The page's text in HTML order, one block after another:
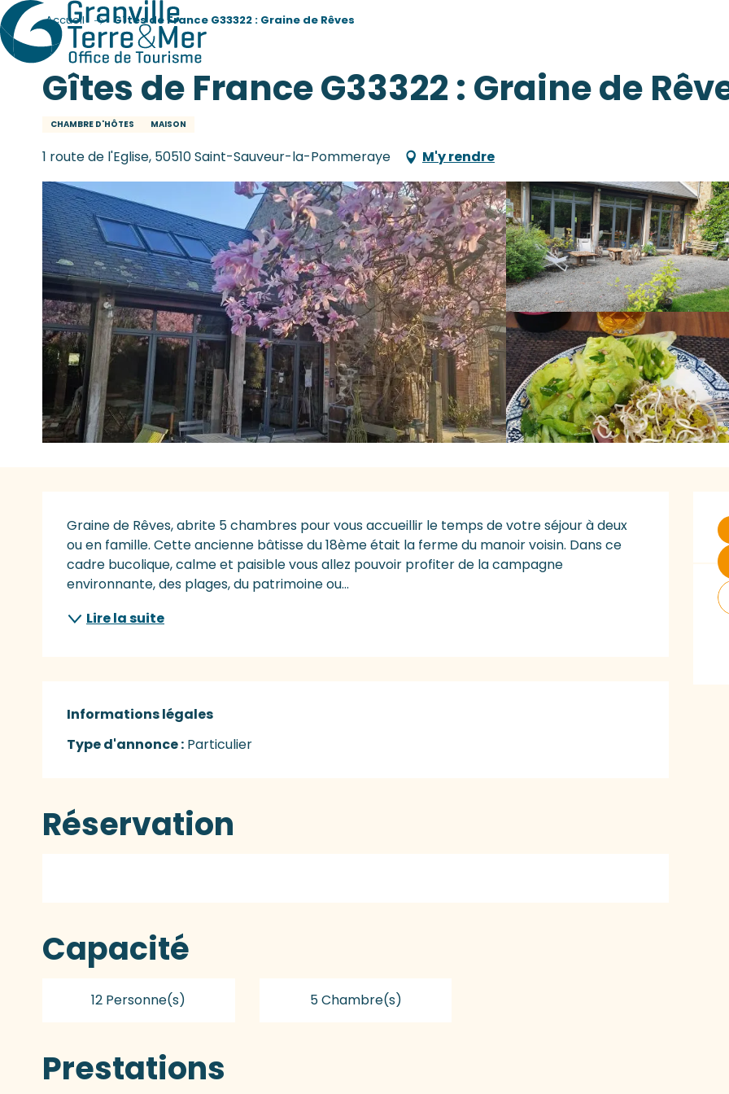
Accueil Gîtes de France G33322 : Graine de Rêves
Gîtes de France G33322 : Graine de
CHAMBRE D'HÔTES MAISON
1 route de l'Eglise, 50510 Saint-Sauveur-la-Pommeraye M'y rendre
Description
Graine de Rêves, abrite 5 chambres pour vous accueillir le temps de votre séjour à deux
ou en famille. Cette ancienne bâtisse du 18ème était la ferme du manoir voisin. Dans ce
cadre bucolique, calme et paisible vous allez pouvoir profiter de la campagne
environnante, des plages, du patrimoine ou...
Lire la suite
Informations légales
Informations légales
Type d'annonce : Particulier
Réservation
Capacité
12 Personne(s) 5 Chambre(s)
Prestations